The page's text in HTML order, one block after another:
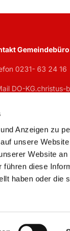
Anzeigen zu
unsere
Website
führen diese
haben oder die
0231- 63 24 16
DO-KG.christus-
geschlosen,
geschlossen,Fr7:30